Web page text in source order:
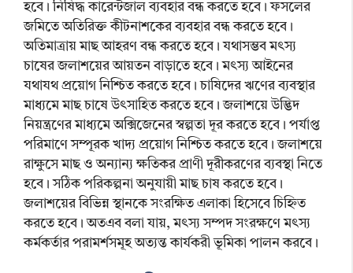
হবে। নিষিদ্ধ কারেন্টজাল ব্যবহার বন্ধ করতে হবে। ফসলের
জমিতে অতিরিক্ত কীটনাশকের ব্যবহার বন্ধ করতে হবে।
অতিমাত্রায় মাছ আহরণ বন্ধ করতে হবে। যথাসম্ভব মৎস্য
চাষের জলাশয়ের আয়তন বাড়াতে হবে। মৎস্য আইনের
যথাযথ প্রয়োগ নিশ্চিত করতে হবে। চাষিদের ঋণের ব্যবস্থার
মাধ্যমে মাছ চাষে উৎসাহিত করতে হবে। জলাশয়ে উদ্ভিদ
নিয়ন্ত্রণের মাধ্যমে অক্সিজেনের স্বল্পতা দূর করতে হবে। পর্যাপ্ত
পরিমাণে সম্পূরক খাদ্য প্রয়োগ নিশ্চিত করতে হবে। জলাশয়ে
রাক্ষুসে মাছ ও অন্যান্য ক্ষতিকর প্রাণী দূরীকরণের ব্যবস্থা নিতে
হবে। সঠিক পরিকল্পনা অনুযায়ী মাছ চাষ করতে হবে।
জলাশয়ের বিভিন্ন স্থানকে সংরক্ষিত এলাকা হিসেবে চিহ্নিত
করতে হবে। অতএব বলা যায়, মৎস্য সম্পদ সংরক্ষণে মৎস্য
কর্মকর্তার পরামর্শসমূহ অত্যন্ত কার্যকরী ভূমিকা পালন করবে।